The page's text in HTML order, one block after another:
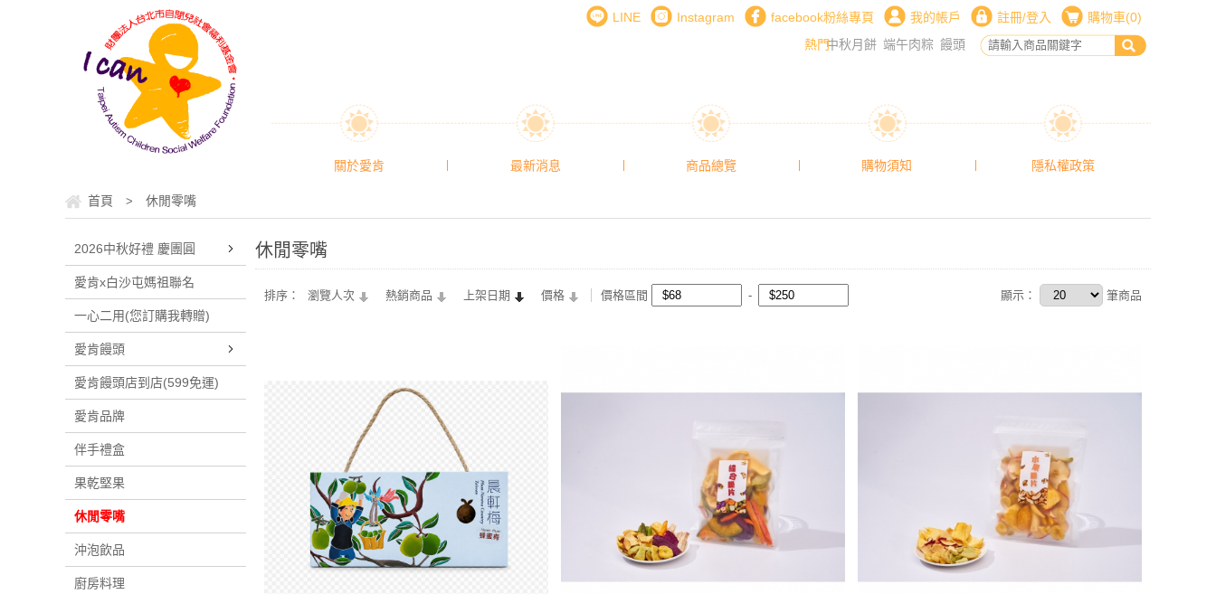
購物車(0)
註冊/登入
我的帳戶
facebook粉絲專頁
Instagram
LINE
饅頭
端午肉粽
中秋月餅
熱門
關於愛肯 最新消息 商品總覽 購物須知 隱私權政策
首頁 > 休閒零嘴
2026中秋好禮 慶團圓
愛肯x白沙屯媽祖聯名
一心二用(您訂購我轉贈)
愛肯饅頭
愛肯饅頭店到店(599免運)
愛肯品牌
伴手禮盒
果乾堅果
休閒零嘴
沖泡飲品
廚房料理
休閒零嘴
排序： 瀏覽人次 熱銷商品 上架日期 價格 價格區間 顯示： 筆商品